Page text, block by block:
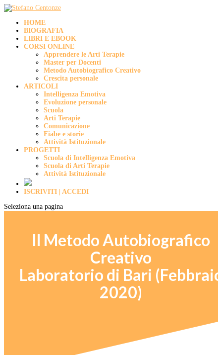
HOME
BIOGRAFIA
LIBRI E EBOOK
CORSI ONLINE
Apprendere le Arti Terapie
Master per Docenti
Metodo Autobiografico Creativo
Crescita personale
ARTICOLI
Intelligenza Emotiva
Evoluzione personale
Scuola
Arti Terapie
Comunicazione
Fiabe e storie
Attività Istituzionale
PROGETTI
Scuola di Intelligenza Emotiva
Scuola di Arti Terapie
Attività Istituzionale
ISCRIVITI | ACCEDI
Seleziona una pagina
Il Metodo Autobiografico
Creativo
Laboratorio di Bari
2020)